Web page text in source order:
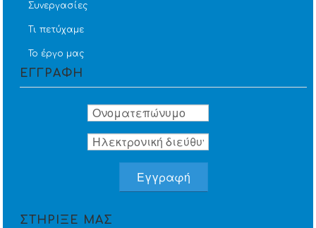
Συνεργασίες
Τι πετύχαμε
Το έργο μας
ΕΓΓΡΑΦΗ
ΣΤΗΡΙΞΕ ΜΑΣ